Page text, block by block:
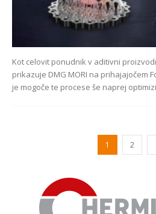
Kot celovit ponudnik v aditivni
prikazuje DMG MORI na prihajajočem
je mogoče te procese še naprej
1 2